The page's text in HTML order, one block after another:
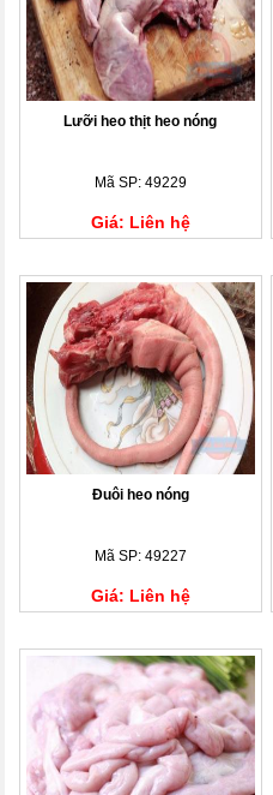
Lưỡi heo thịt heo nóng
Mã SP: 49229
Giá: Liên hệ
Đuôi heo nóng
Mã SP: 49227
Giá: Liên hệ